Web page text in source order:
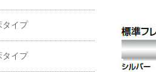
タイプ
タイプ